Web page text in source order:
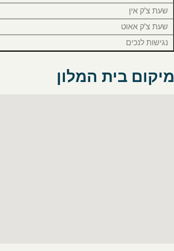
שעת צ'ק אין
שעת צ'ק אאוט
נגישות לנכים
מיקום בית המלון